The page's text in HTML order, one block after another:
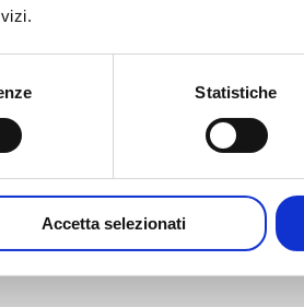
Statistiche
Accetta selezionati